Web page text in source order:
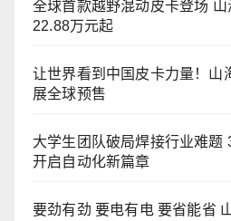
全球首款越野混动皮卡登场
22.88万元起
让世界看到中国皮卡力量！山
展全球预售
大学生团队破局焊接行业难题
开启自动化新篇章
要劲有劲 要电有电 要省能省